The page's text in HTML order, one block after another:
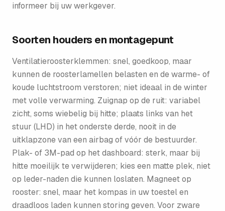
informeer bij uw werkgever.
Soorten houders en montagepunt
Ventilatieroosterklemmen: snel, goedkoop, maar
kunnen de roosterlamellen belasten en de warme- of
koude luchtstroom verstoren; niet ideaal in de winter
met volle verwarming. Zuignap op de ruit: variabel
zicht, soms wiebelig bij hitte; plaats links van het
stuur (LHD) in het onderste derde, nooit in de
uitklapzone van een airbag of vóór de bestuurder.
Plak- of 3M-pad op het dashboard: sterk, maar bij
hitte moeilijk te verwijderen; kies een matte plek, niet
op leder-naden die kunnen loslaten. Magneet op
rooster: snel, maar het kompas in uw toestel en
draadloos laden kunnen storing geven. Voor zware